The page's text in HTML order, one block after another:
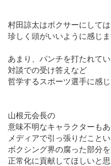
村田諒太はボクサーにしては
珍しく頭がいいように感じま
あまり、パンチを打たれて
対談での受け答えなど
哲学するスポーツ選手に感じ
山根元会長の
意味不明なキャラクターも
メディアで引っ張りだこと
ボクシング界の腐った部分
正常化に貢献してほしいと思